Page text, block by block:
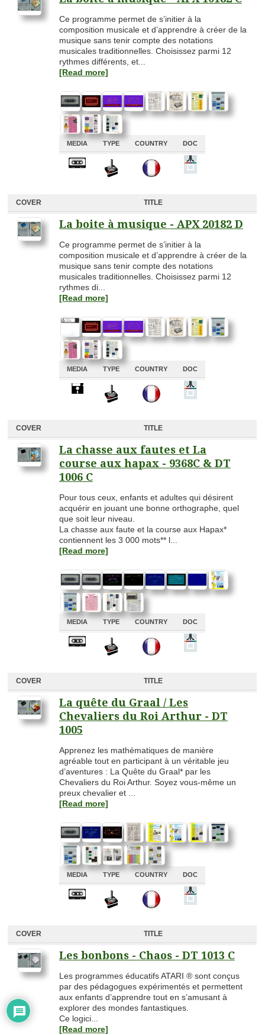
Ce programme permet de s’initier à la
composition musicale et d’apprendre à créer de la
musique sans tenir compte des notations
musicales traditionnelles. Choisissez parmi 12
rythmes différents, et...
[Read more]
MEDIA TYPE COUNTRY DOC
COVER TITLE
La boite à musique - APX 20182 D
Ce programme permet de s’initier à la
composition musicale et d’apprendre à créer de la
musique sans tenir compte des notations
musicales traditionnelles. Choisissez parmi 12
rythmes di...
[Read more]
MEDIA TYPE COUNTRY DOC
COVER TITLE
La chasse aux fautes et La
course aux hapax - 9368C & DT
1006 C
Pour tous ceux, enfants et adultes qui désirent
acquérir en jouant une bonne orthographe, quel
que soit leur niveau.
La chasse aux faute et la course aux Hapax*
contiennent les 3 000 mots** l...
[Read more]
MEDIA TYPE COUNTRY DOC
COVER TITLE
La quête du Graal / Les
Chevaliers du Roi Arthur - DT
1005
Apprenez les mathématiques de manière
agréable tout en participant à un véritable jeu
d’aventures : La Quête du Graal* par les
Chevaliers du Roi Arthur. Soyez vous-même un
preux chevalier et ...
[Read more]
MEDIA TYPE COUNTRY DOC
COVER TITLE
Les bonbons - Chaos - DT 1013 C
Les programmes éducatifs ATARI ® sont conçus
par des pédagogues expérimentés et permettent
aux enfants d’apprendre tout en s’amusant à
explorer des mondes fantastiques.
Ce logici...
[Read more]